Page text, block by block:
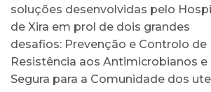
soluções desenvolvidas pelo
de Xira em prol de dois grandes
desafios: Prevenção e Controlo de
Resistência aos Antimicrobianos e
Segura para a Comunidade dos